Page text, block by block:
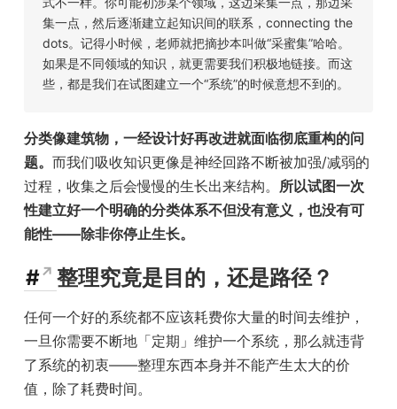
集一点，然后逐渐建立起知识间的联系，connecting the
dots。记得小时候，老师就把摘抄本叫做“采蜜集”哈哈。
如果是不同领域的知识，就更需要我们积极地链接。而这
些，都是我们在试图建立一个“系统”的时候意想不到的。
分类像建筑物，一经设计好再改进就面临彻底重构的问
题。 而我们吸收知识更像是神经回路不断被加强/减弱的
过程，收集之后会慢慢的生长出来结构。 所以试图一次
性建立好一个明确的分类体系不但没有意义，也没有可
能性——除非你停止生长。
# 整理究竟是目的，还是路径？
任何一个好的系统都不应该耗费你大量的时间去维护，
一旦你需要不断地「定期」维护一个系统，那么就违背
了系统的初衷——整理东西本身并不能产生太大的价
值，除了耗费时间。